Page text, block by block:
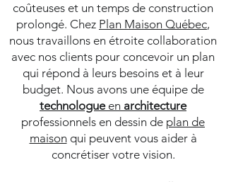
coûteuses et un temps de construction
prolongé. Chez Plan Maison Québec,
nous travaillons en étroite collaboration
avec nos clients pour concevoir un plan
qui répond à leurs besoins et à leur
budget. Nous avons une équipe de
technologue en architecture
professionnels en dessin de plan de
maison qui peuvent vous aider à
concrétiser votre vision.